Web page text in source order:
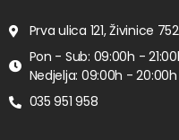
Prva ulica 121, Živinice
Pon - Sub: 09:00h -
Nedjelja: 09:00h - 20:00h
035 951 958